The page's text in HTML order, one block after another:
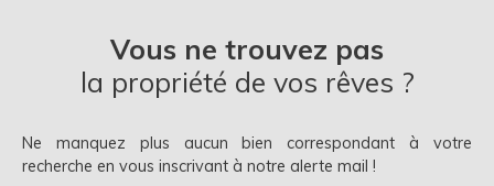
Vous ne trouvez pas
la propriété de vos rêves ?
Ne manquez plus aucun bien correspondant à votre
recherche en vous inscrivant à notre alerte mail !